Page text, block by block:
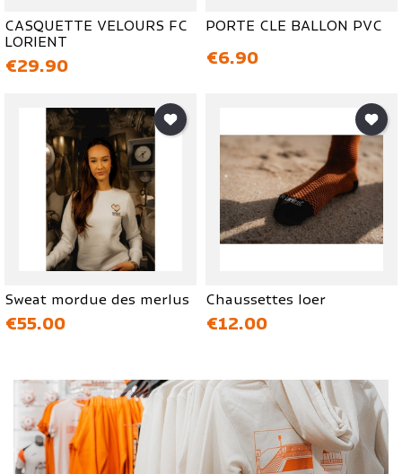
CASQUETTE VELOURS FC
LORIENT
価格
€29.90
PORTE CLE BALLON PVC
価格
€6.90
Sweat mordue des merlus
価格
€55.00
Chaussettes loer
価格
€12.00